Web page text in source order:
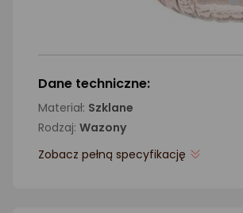
Dane techniczne:
Materiał: Szklane
Rodzaj: Wazony
Zobacz pełną specyfikację